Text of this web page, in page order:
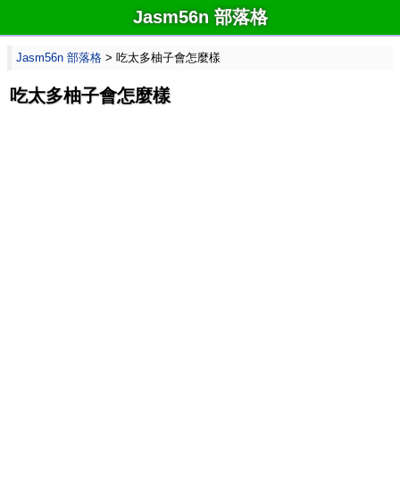
Jasm56n 部落格
Jasm56n 部落格 > 吃太多柚子會怎麼樣
吃太多柚子會怎麼樣